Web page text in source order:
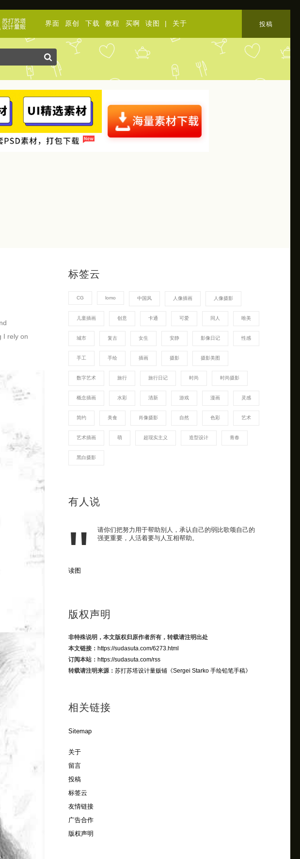
界面 原创 下载 教程 买啊 读图 | 关于 投稿
I rely on
标签云
CG lomo 中国风 人像插画 人像摄影
儿童插画 创意 卡通 可爱 同人 唯美
城市 复古 女生 安静 影像日记 性感
手工 手绘 插画 摄影 摄影美图
数字艺术 旅行 旅行日记 时尚 时尚摄影
概念插画 水彩 清新 游戏 漫画 灵感
简约 美食 肖像摄影 自然 色彩 艺术
艺术插画 萌 超现实主义 造型设计 青春
黑白摄影
有人说
请你们把努力用于帮助别人，承认自己的弱比歌颂自己的
强更重要，人活着要与人互相帮助。
读图
版权声明
非特殊说明，本文版权归原作者所有，转载请注明出处
本文链接： https://sudasuta.com/6273.html
订阅本站： https://sudasuta.com/rss
转载请注明来源： 苏打苏塔设计量贩铺《Sergei Starko 手绘铅笔手稿》
相关链接
Sitemap
关于
留言
投稿
标签云
友情链接
广告合作
版权声明